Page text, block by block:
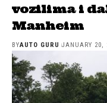
vozilima i
Manheim
BYAUTO GURU JANUARY 20,